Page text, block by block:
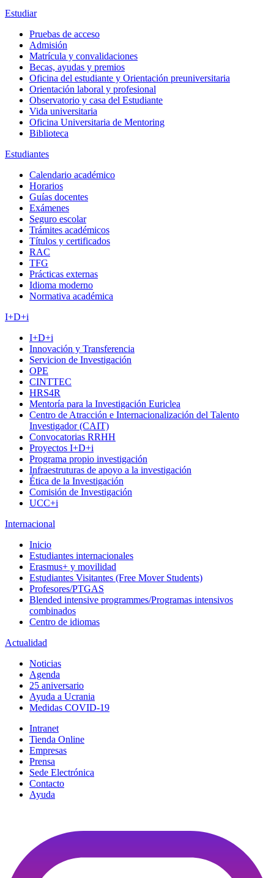
Estudiar
Pruebas de acceso
Admisión
Matrícula y convalidaciones
Becas, ayudas y premios
Oficina del estudiante y Orientación preuniversitaria
Orientación laboral y profesional
Observatorio y casa del Estudiante
Vida universitaria
Oficina Universitaria de Mentoring
Biblioteca
Estudiantes
Calendario académico
Horarios
Guías docentes
Exámenes
Seguro escolar
Trámites académicos
Títulos y certificados
RAC
TFG
Prácticas externas
Idioma moderno
Normativa académica
I+D+i
I+D+i
Innovación y Transferencia
Servicion de Investigación
OPE
CINTTEC
HRS4R
Mentoría para la Investigación Euriclea
Centro de Atracción e Internacionalización del Talento
Investigador (CAIT)
Convocatorias RRHH
Proyectos I+D+i
Programa propio investigación
Infraestruturas de apoyo a la investigación
Ética de la Investigación
Comisión de Investigación
UCC+i
Internacional
Inicio
Estudiantes internacionales
Erasmus+ y movilidad
Estudiantes Visitantes (Free Mover Students)
Profesores/PTGAS
Blended intensive programmes/Programas intensivos
combinados
Centro de idiomas
Actualidad
Noticias
Agenda
25 aniversario
Ayuda a Ucrania
Medidas COVID-19
Intranet
Tienda Online
Empresas
Prensa
Sede Electrónica
Contacto
Ayuda